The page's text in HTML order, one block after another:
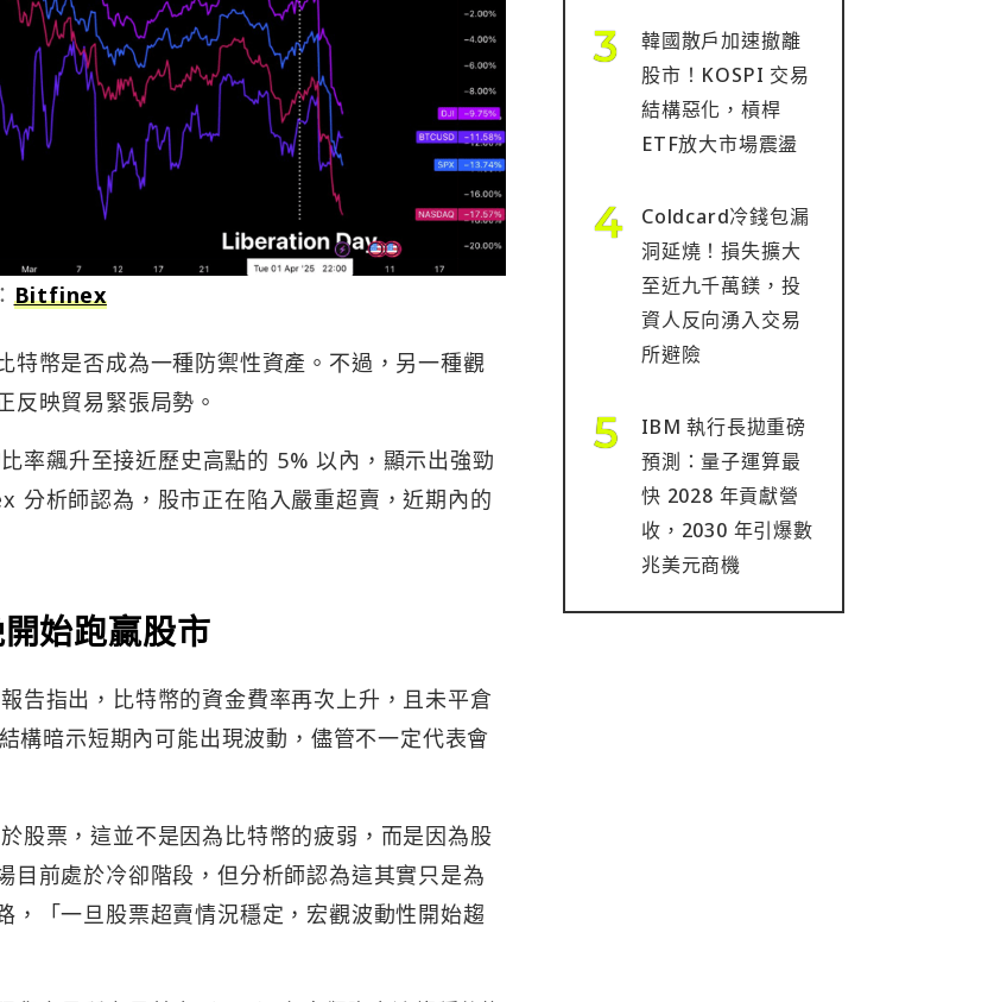
Bitfinex
幣是否成為一種防禦性資產。不過，另一種觀
反映貿易緊張局勢。
率飆升至接近歷史高點的 5% 以內，顯示出強勁
析師認為，股市正在陷入嚴重超賣，近期內的
始跑贏股市
指出，比特幣的資金費率再次上升，且未平倉
構暗示短期內可能出現波動，儘管不一定代表會
票，這並不是因為比特幣的疲弱，而是因為股
前處於冷卻階段，但分析師認為這其實只是為
「一旦股票超賣情況穩定，宏觀波動性開始趨
韓國散戶加速撤離
股市！KOSPI 交易
結構惡化，槓桿
ETF放大市場震盪
Coldcard冷錢包漏
洞延燒！損失擴大
至近九千萬鎂，投
資人反向湧入交易
所避險
IBM 執行長拋重磅
預測：量子運算最
快 2028 年貢獻營
收，2030 年引爆數
兆美元商機